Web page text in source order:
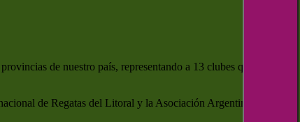
de nuestro país, representando a 13 clubes que se darán
de Regatas del Litoral y la Asociación Argentina de